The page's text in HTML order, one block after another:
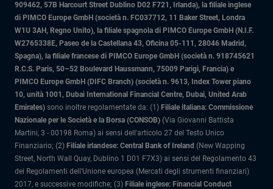
909462, 57B Harcourt Street Dublino D02 F721, Irlanda), la filiale inglese
di PIMCO Europe GmbH (società n. FC037712, 11 Baker Street, Londra
W1U 3AH, Regno Unito), la filiale spagnola di PIMCO Europe GmbH (N.I.F.
W2765338E, Paseo de la Castellana 43, Oficina 05-111, 28046 Madrid,
Spagna), la filiale francese di PIMCO Europe GmbH (società n. 918745621
R.C.S. Paris, 50–52 Boulevard Haussmann, 75009 Parigi, Francia) e
PIMCO Europe GmbH (DIFC Branch) (società n. 9613, Index Tower piano
10, unità 1001, Dubai International Financial Centre, Dubai, United Arab
Emirates) sono inoltre regolamentate da: (1) Filiale italiana: Commissione
Nazionale per le Società e la Borsa (CONSOB) (Via Giovanni Battista
Martini, 3 - 00198 Roma) ai sensi dell'articolo 27 del Testo Unico
Finanziario; (2) Filiale irlandese: Central Bank of Ireland (New Wapping
Street, North Wall Quay, Dublino 1 D01 F7X3) ai sensi del Regolamento 43
dei Regolamenti dell'Unione europea (Mercati degli strumenti finanziari)
2017, e successive modifiche; (3) Filiale inglese: Financial Conduct